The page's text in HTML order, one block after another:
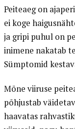
Peiteaeg on
ei koge
ja gripi puhul on
inimene nakatab
Sümptomid
Mõne viiruse
põhjustab
haavatas